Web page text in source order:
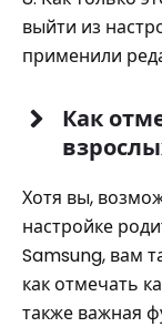
выйти из
применили
Как
Хотя вы,
настройке
Samsung, вам
как отмечать
также важная